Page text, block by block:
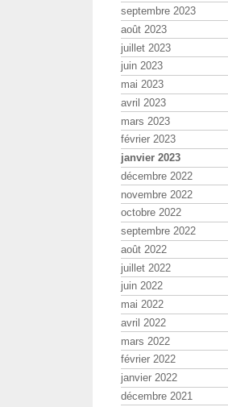
septembre 2023
août 2023
juillet 2023
juin 2023
mai 2023
avril 2023
mars 2023
février 2023
janvier 2023
décembre 2022
novembre 2022
octobre 2022
septembre 2022
août 2022
juillet 2022
juin 2022
mai 2022
avril 2022
mars 2022
février 2022
janvier 2022
décembre 2021